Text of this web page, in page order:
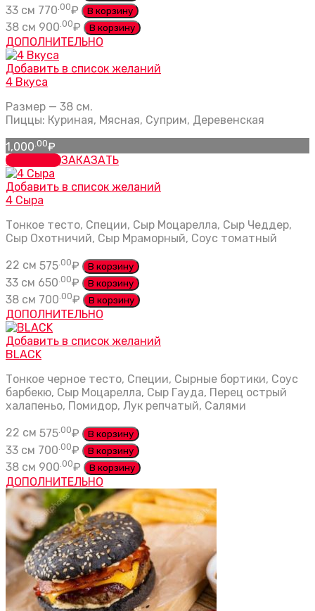
33 см 770 .00₽ В корзину
38 см 900 .00₽ В корзину
ДОПОЛНИТЕЛЬНО
Добавить в список желаний
4 Вкуса
Размер — 38 см.
Пиццы: Куриная, Мясная, Суприм, Деревенская
1,000.00₽
В корзинуЗАКАЗАТЬ
Добавить в список желаний
4 Сыра
Тонкое тесто, Специи, Сыр Моцарелла, Сыр Чеддер,
Сыр Охотничий, Сыр Мраморный, Соус томатный
22 см 575 .00₽ В корзину
33 см 650 .00₽ В корзину
38 см 700.00₽ В корзину
ДОПОЛНИТЕЛЬНО
Добавить в список желаний
BLACK
Тонкое черное тесто, Специи, Сырные бортики, Соус
барбекю, Сыр Моцарелла, Сыр Гауда, Перец острый
халапеньо, Помидор, Лук репчатый, Салями
22 см 575 .00₽ В корзину
33 см 700 .00₽ В корзину
38 см 900.00₽ В корзину
ДОПОЛНИТЕЛЬНО